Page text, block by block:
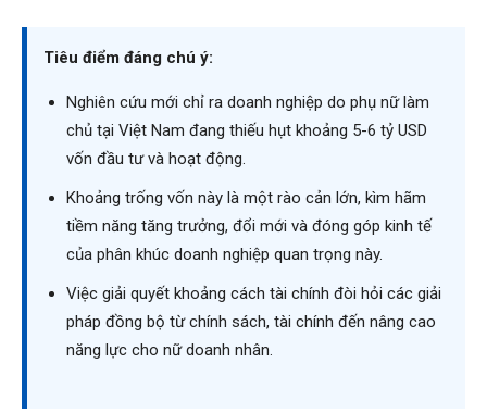
Tiêu điểm đáng chú ý:
Nghiên cứu mới chỉ ra doanh nghiệp do phụ nữ làm
chủ tại Việt Nam đang thiếu hụt khoảng 5-6 tỷ USD
vốn đầu tư và hoạt động.
Khoảng trống vốn này là một rào cản lớn, kìm hãm
tiềm năng tăng trưởng, đổi mới và đóng góp kinh tế
của phân khúc doanh nghiệp quan trọng này.
Việc giải quyết khoảng cách tài chính đòi hỏi các giải
pháp đồng bộ từ chính sách, tài chính đến nâng cao
năng lực cho nữ doanh nhân.